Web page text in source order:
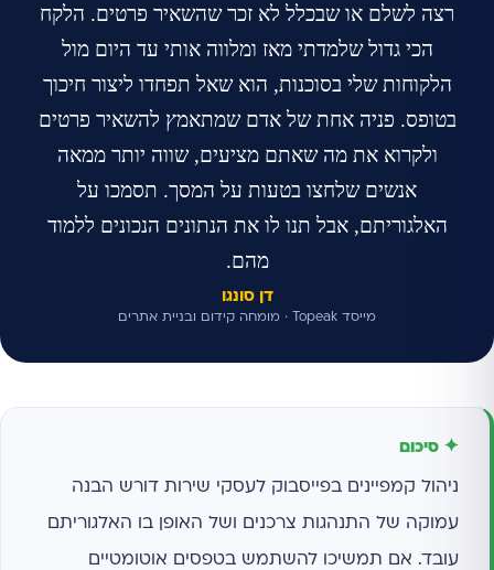
רצה לשלם או שבכלל לא זכר שהשאיר פרטים. הלקח
הכי גדול שלמדתי מאז ומלווה אותי עד היום מול
הלקוחות שלי בסוכנות, הוא שאל תפחדו ליצור חיכוך
בטופס. פניה אחת של אדם שמתאמץ להשאיר פרטים
ולקרוא את מה שאתם מציעים, שווה יותר ממאה
אנשים שלחצו בטעות על המסך. תסמכו על
האלגוריתם, אבל תנו לו את הנתונים הנכונים ללמוד
מהם.
דן סונגו
מייסד Topeak · מומחה קידום ובניית אתרים
✦ סיכום
ניהול קמפיינים בפייסבוק לעסקי שירות דורש הבנה
עמוקה של התנהגות צרכנים ושל האופן בו האלגוריתם
עובד. אם תמשיכו להשתמש בטפסים אוטומטיים